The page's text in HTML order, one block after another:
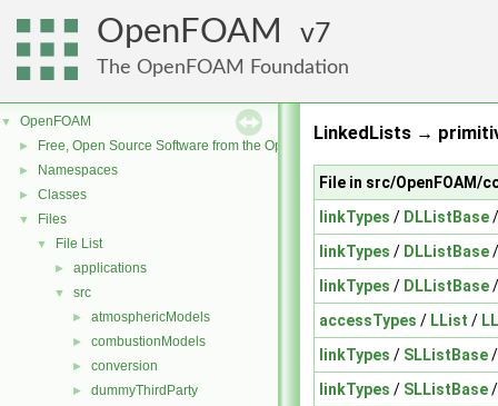
OpenFOAM 7
The OpenFOAM Foundation
▼ OpenFOAM
► Free, Open Source Software from the OpenFOAM Foundation
► Namespaces
► Classes
▼ Files
▼ File List
► applications
▼ src
► atmosphericModels
► combustionModels
► conversion
► dummyThirdParty
LinkedLists →
File in src/
linkTypes / DLListBase
linkTypes / DLListBase
linkTypes / DLListBase
accessTypes / LList /
linkTypes / SLListBase
linkTypes / SLListBase